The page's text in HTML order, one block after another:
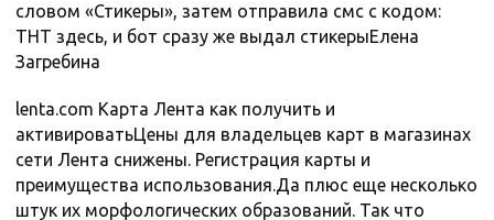
словом «Стикеры», затем отправила смс с кодом:
ТНТ здесь, и бот сразу же выдал стикерыЕлена
Загребина
lenta.com Карта Лента как получить и
активироватьЦены для владельцев карт в магазинах
сети Лента снижены. Регистрация карты и
преимущества использования.Да плюс еще несколько
штук их морфологических образований. Так что